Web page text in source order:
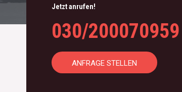
Jetzt anrufen!
030/200070959
ANFRAGE STELLEN